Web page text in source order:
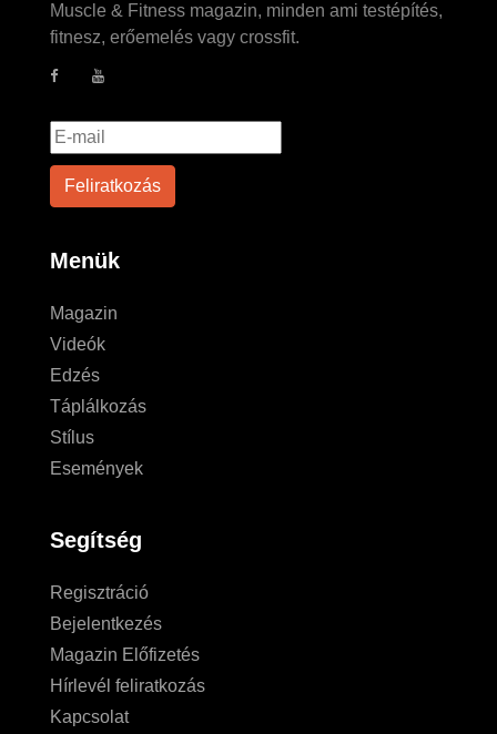
Muscle & Fitness magazin, minden ami testépítés,
fitnesz, erőemelés vagy crossfit.
Menük
Magazin
Videók
Edzés
Táplálkozás
Stílus
Események
Segítség
Regisztráció
Bejelentkezés
Magazin Előfizetés
Hírlevél feliratkozás
Kapcsolat